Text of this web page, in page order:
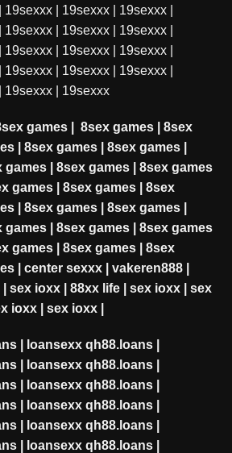
19sexxx 19sexxx 19sexxx
19sexxx 19sexxx 19sexxx
19sexxx 19sexxx 19sexxx
19sexxx 19sexxx 19sexxx
19sexxx| 19sexxx
games| 8sex games| 8sex
| 8sex games| 8sex games|
games| 8sex games| 8sex games
games| 8sex games| 8sex
| 8sex games| 8sex games|
games| 8sex games| 8sex games
games| 8sex games| 8sex
| center sexxx| vakeren888|
| sex ioxx| 88xx life| sex ioxx| sex
ioxx| sex ioxx|
| loansexx qh88.loans|
| loansexx qh88.loans|
| loansexx qh88.loans|
| loansexx qh88.loans|
| loansexx qh88.loans|
| loansexx qh88.loans|